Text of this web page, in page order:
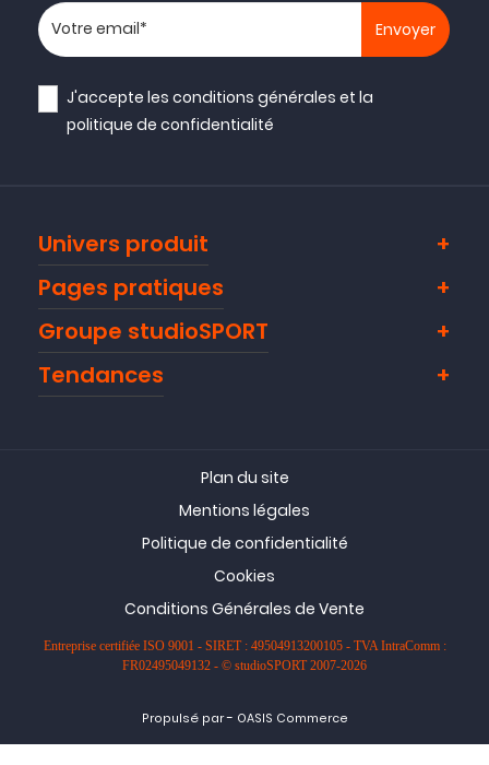
Votre adresse email
J'accepte lesconditions générales et la
politique de confidentialité
Univers produit
Pages pratiques
Groupe studioSPORT
Tendances
Plan du site
Mentions légales
Politique de confidentialité
Cookies
Conditions Générales de Vente
Entreprise certifiée ISO 9001 - SIRET : 49504913200105 - TVA IntraComm :
FR02495049132 - © studioSPORT 2007-2026
Propulsé par- OASIS Commerce